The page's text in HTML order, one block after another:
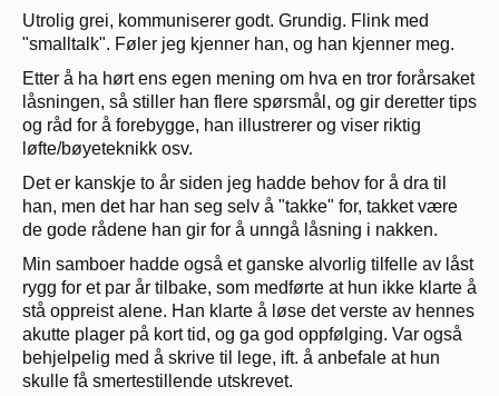
Utrolig grei, kommuniserer godt. Grundig. Flink med
"smalltalk". Føler jeg kjenner han, og han kjenner meg.
Etter å ha hørt ens egen mening om hva en tror forårsaket
låsningen, så stiller han flere spørsmål, og gir deretter tips
og råd for å forebygge, han illustrerer og viser riktig
løfte/bøyeteknikk osv.
Det er kanskje to år siden jeg hadde behov for å dra til
han, men det har han seg selv å "takke" for, takket være
de gode rådene han gir for å unngå låsning i nakken.
Min samboer hadde også et ganske alvorlig tilfelle av låst
rygg for et par år tilbake, som medførte at hun ikke klarte å
stå oppreist alene. Han klarte å løse det verste av hennes
akutte plager på kort tid, og ga god oppfølging. Var også
behjelpelig med å skrive til lege, ift. å anbefale at hun
skulle få smertestillende utskrevet.